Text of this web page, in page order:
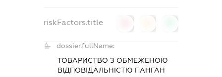
riskFactors.title
dossier.fullName:
ТОВАРИСТВО З ОБМЕЖЕНОЮ
ВІДПОВІДАЛЬНІСТЮ ПАНГАН